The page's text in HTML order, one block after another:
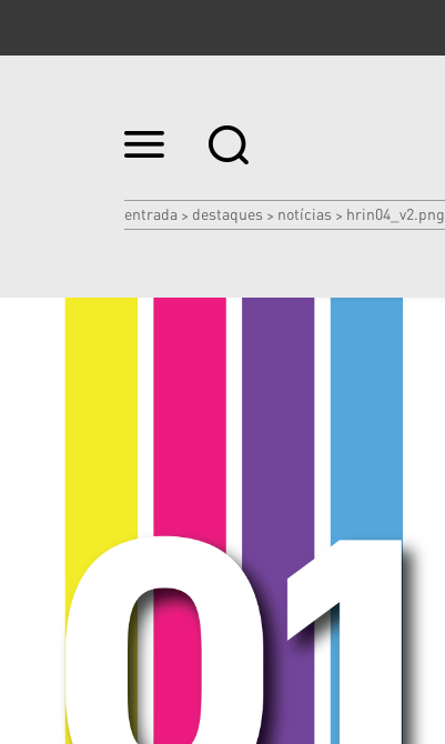
Ir
para
|
Ir
entrada > destaques > notícias > hrin04_v2.png